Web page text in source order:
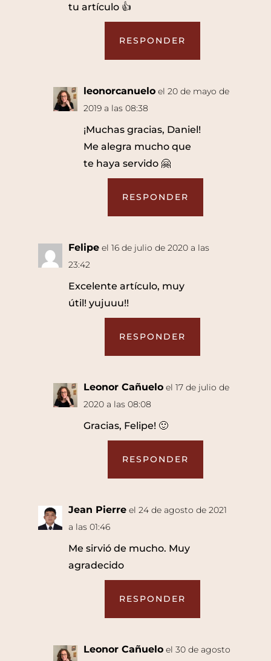
tu artículo 👍
RESPONDER
leonorcanuelo el 20 de mayo de
2019 a las 08:38
¡Muchas gracias, Daniel!
Me alegra mucho que
te haya servido 🤗
RESPONDER
Felipe el 16 de julio de 2020 a las
23:42
Excelente artículo, muy
útil! yujuuu!!
RESPONDER
Leonor Cañuelo el 17 de julio de
2020 a las 08:08
Gracias, Felipe! 🙂
RESPONDER
Jean Pierre el 24 de agosto de 2021
a las 01:46
Me sirvió de mucho. Muy
agradecido
RESPONDER
Leonor Cañuelo el 30 de agosto